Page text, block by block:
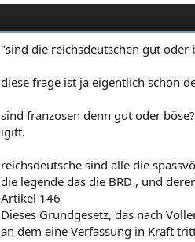
"sind die reichsdeutschen gut oder
diese frage ist ja eigentlich schon
sind franzosen denn gut oder
igitt.
reichsdeutsche sind alle die
die legende das die BRD , und
Artikel 146
Dieses Grundgesetz, das nach
an dem eine Verfassung in Kraft